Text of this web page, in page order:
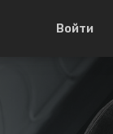
Войти